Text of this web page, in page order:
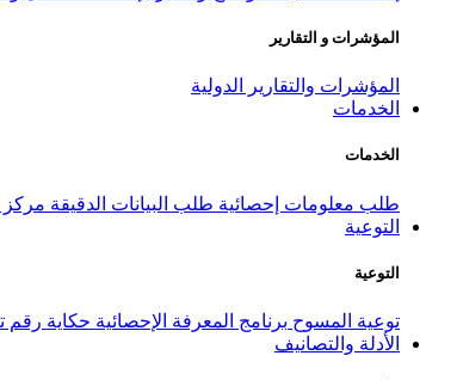
المؤشرات و التقارير
المؤشرات والتقارير الدولية
الخدمات
الخدمات
طلب معلومات إحصائية طلب البيانات الدقيقة مركز
التوعية
التوعية
توعية المسوح برنامج المعرفة الإحصائية حكاية رقم
الأدلة والتصانيف